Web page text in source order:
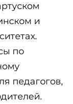
и
по
педагогов,